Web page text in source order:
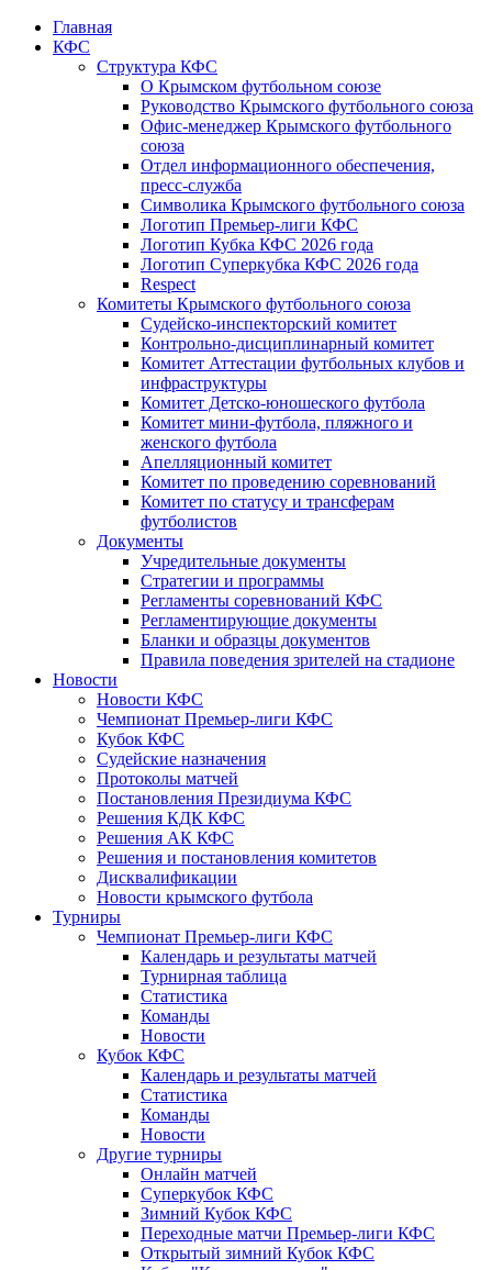
Главная
КФС
Структура КФС
О Крымском футбольном союзе
Руководство Крымского футбольного союза
Офис-менеджер Крымского футбольного
союза
Отдел информационного обеспечения,
пресс-служба
Символика Крымского футбольного союза
Логотип Премьер-лиги КФС
Логотип Кубка КФС 2026 года
Логотип Суперкубка КФС 2026 года
Respect
Комитеты Крымского футбольного союза
Судейско-инспекторский комитет
Контрольно-дисциплинарный комитет
Комитет Аттестации футбольных клубов и
инфраструктуры
Комитет Детско-юношеского футбола
Комитет мини-футбола, пляжного и
женского футбола
Апелляционный комитет
Комитет по проведению соревнований
Комитет по статусу и трансферам
футболистов
Документы
Учредительные документы
Стратегии и программы
Регламенты соревнований КФС
Регламентирующие документы
Бланки и образцы документов
Правила поведения зрителей на стадионе
Новости
Новости КФС
Чемпионат Премьер-лиги КФС
Кубок КФС
Судейские назначения
Протоколы матчей
Постановления Президиума КФС
Решения КДК КФС
Решения АК КФС
Решения и постановления комитетов
Дисквалификации
Новости крымского футбола
Турниры
Чемпионат Премьер-лиги КФС
Календарь и результаты матчей
Турнирная таблица
Статистика
Команды
Новости
Кубок КФС
Календарь и результаты матчей
Статистика
Команды
Новости
Другие турниры
Онлайн матчей
Суперкубок КФС
Зимний Кубок КФС
Переходные матчи Премьер-лиги КФС
Открытый зимний Кубок КФС